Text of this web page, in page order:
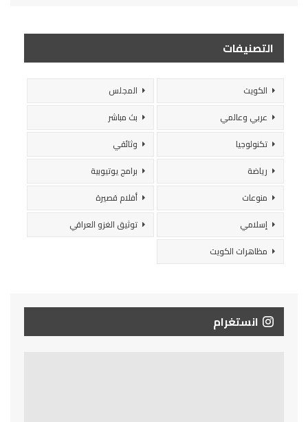
التصنيفات
الكويت
المجلس
عربي وعالمي
بث مباشر
تكنولوجيا
وثائقي
رياضة
برامج يوتيوبية
منوعات
أفلام قصيرة
إسلامي
توثيق الغزو العراقي
مظاهرات الكويت
انستغرام